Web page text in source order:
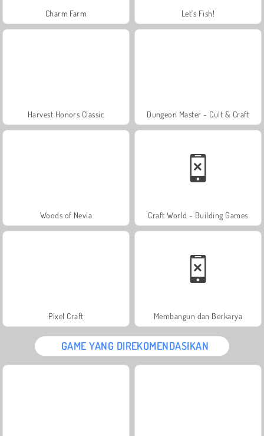
Charm Farm Let's Fish!
Harvest Honors Classic Dungeon Master - Cult & Craft
Woods of Nevia Craft World - Building Games
Pixel Craft Membangun dan Berkarya
GAME YANG DIREKOMENDASIKAN